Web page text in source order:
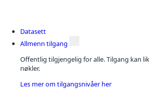
Datasett
Allmenn tilgang
Offentlig tilgjengelig for alle. Tilgang kan
nøkler.
Les mer om tilgangsnivåer her